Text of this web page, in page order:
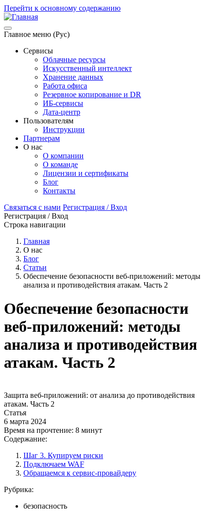
Перейти к основному содержанию
Главное меню (Рус)
Сервисы
Облачные ресурсы
Искусственный интеллект
Хранение данных
Работа офиса
Резервное копирование и DR
ИБ-сервисы
Дата-центр
Пользователям
Инструкции
Партнерам
О нас
О компании
О команде
Лицензии и сертификаты
Блог
Контакты
Связаться с нами Регистрация / Вход
Регистрация / Вход
Строка навигации
Главная
О нас
Блог
Статьи
Обеспечение безопасности веб-приложений: методы
анализа и противодействия атакам. Часть 2
Обеспечение безопасности
веб-приложений: методы
анализа и противодействия
атакам. Часть 2
Защита веб-приложений: от анализа до противодействия
атакам. Часть 2
Статья
6 марта 2024
Время на прочтение: 8 минут
Содержание:
Шаг 3. Купируем риски
Подключаем WAF
Обращаемся к сервис-провайдеру
Рубрика:
безопасность